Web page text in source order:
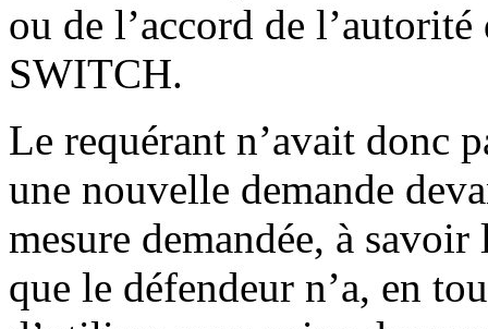
ou de l’accord de
SWITCH.
Le requérant n’avait donc
une nouvelle demande
mesure demandée, à
que le défendeur n’a, en